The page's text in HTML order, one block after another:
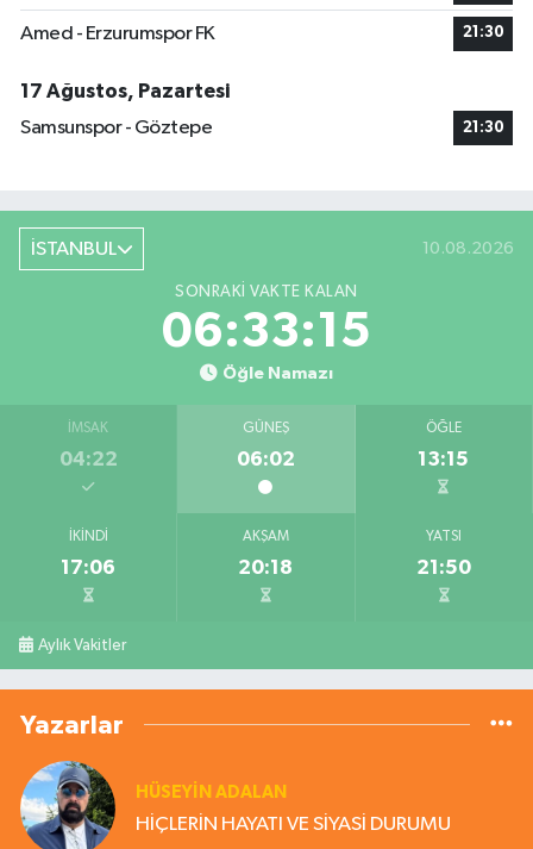
Amed - Erzurumspor FK 21:30
17 Ağustos, Pazartesi
Samsunspor - Göztepe
21:30
İSTANBUL 10.08.2026
SONRAKI VAKTE KALAN
06:33:15
Öğle Namazı
İMSAK
04:22
GÜNEŞ
06:02
ÖĞLE
13:15
İKINDI
17:06
AKŞAM
20:18
YATSI
21:50
Aylık Vakitler
Yazarlar
HÜSEYIN ADALAN
HİÇLERİN HAYATI VE SİYASİ DURUMU